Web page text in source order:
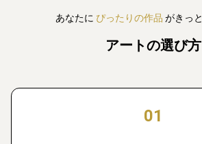
あなたに ぴったりの作品 がきっ
アートの選び方
01